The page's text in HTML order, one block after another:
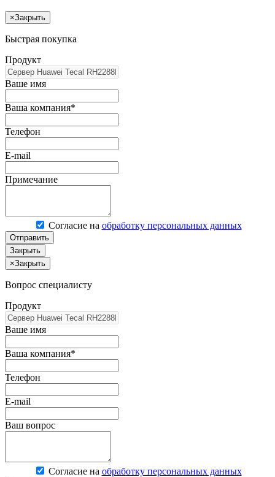
×Закрыть
Быстрая покупка
Продукт
Ваше имя
Ваша компания*
Телефон
E-mail
Примечание
Согласие на обработку персональных данных
Отправить
Закрыть
×Закрыть
Вопрос специалисту
Продукт
Ваше имя
Ваша компания*
Телефон
E-mail
Ваш вопрос
Согласие на обработку персональных данных